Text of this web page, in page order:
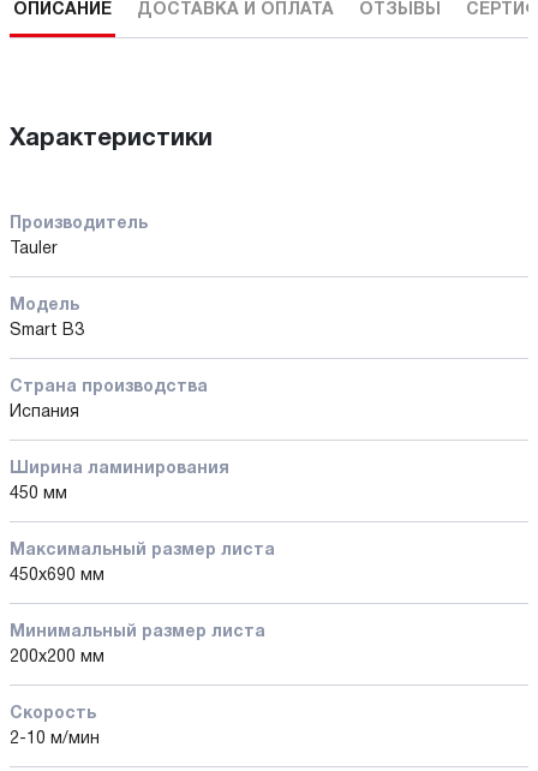
ОПИСАНИЕ ДОСТАВКА И ОПЛАТА ОТЗЫВЫ
Характеристики
Производитель
Tauler
Модель
Smart B3
Страна производства
Испания
Ширина ламинирования
450 мм
Максимальный размер листа
450x690 мм
Минимальный размер листа
200x200 мм
Скорость
2-10 м/мин